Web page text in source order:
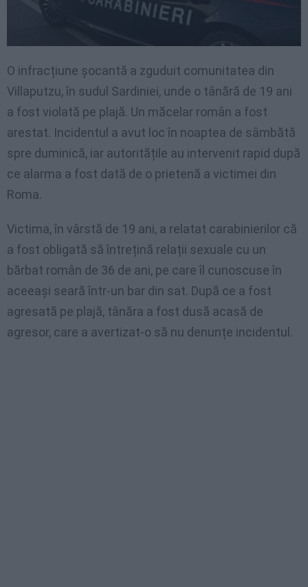
O infracțiune șocantă a zguduit comunitatea din
Villaputzu, în sudul Sardiniei, unde o tânără de 19 ani
a fost violată pe plajă. Un măcelar român a fost
arestat. Incidentul a avut loc în noaptea de sâmbătă
spre duminică, iar autoritățile au intervenit rapid după
ce alarma a fost dată de o prietenă a victimei din
Roma.
Victima, în vârstă de 19 ani, a relatat carabinierilor că
a fost obligată să întrețină relații sexuale cu un
bărbat român de 36 de ani, pe care îl cunoscuse în
aceeași seară într-un bar din sat. După ce a fost
agresată pe plajă, tânăra a fost dusă acasă de
agresor, care a avertizat-o să nu denunțe incidentul.